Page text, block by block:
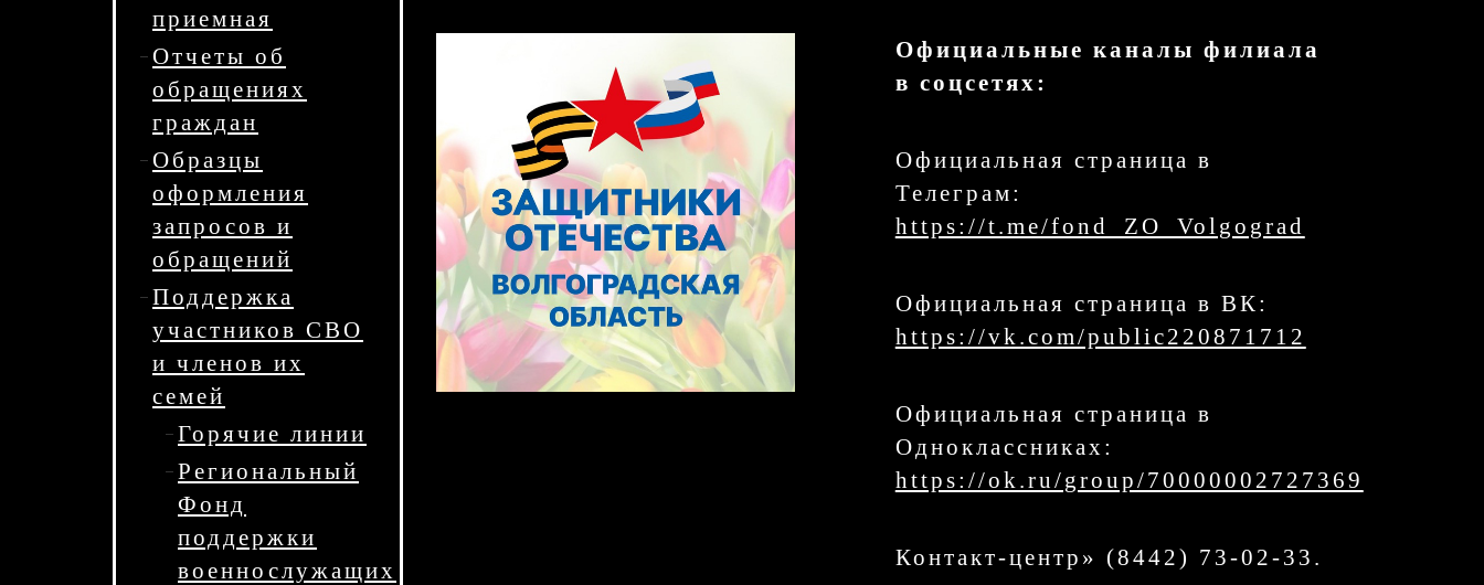
приемная
Отчеты об
обращениях
граждан
Образцы
оформления
запросов и
обращений
Поддержка
участников СВО
и членов их
семей
Горячие линии
Региональный
Фонд
поддержки
военнослужащих
Официальные каналы филиала
в соцсетях:
Официальная страница в
Телеграм:
https://t.me/fond_ZO_Volgograd
Официальная страница в ВК:
https://vk.com/public220871712
Официальная страница в
Одноклассниках:
https://ok.ru/group/70000002727369
Контакт-центр» (8442) 73-02-33.